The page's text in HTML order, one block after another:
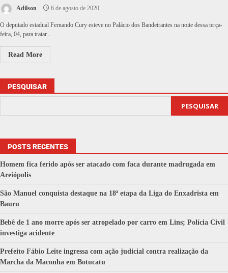
Adilson 6 de agosto de 2020
O deputado estadual Fernando Cury esteve no Palácio dos Bandeirantes na noite dessa terça-
feira, 04, para tratar...
Read More
PESQUISAR
PESQUISAR
POSTS RECENTES
Homem fica ferido após ser atacado com faca durante madrugada em
Areiópolis
São Manuel conquista destaque na 18ª etapa da Liga do Enxadrista em
Bauru
Bebê de 1 ano morre após ser atropelado por carro em Lins; Polícia Civil
investiga acidente
Prefeito Fábio Leite ingressa com ação judicial contra realização da
Marcha da Maconha em Botucatu